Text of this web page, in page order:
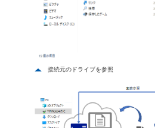
接続元のドライブを参照